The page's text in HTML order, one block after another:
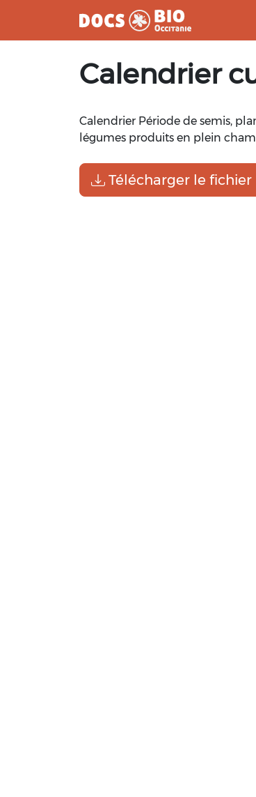
Calendrier
Calendrier Période de semis,
légumes produits en plein
Télécharger le fichier